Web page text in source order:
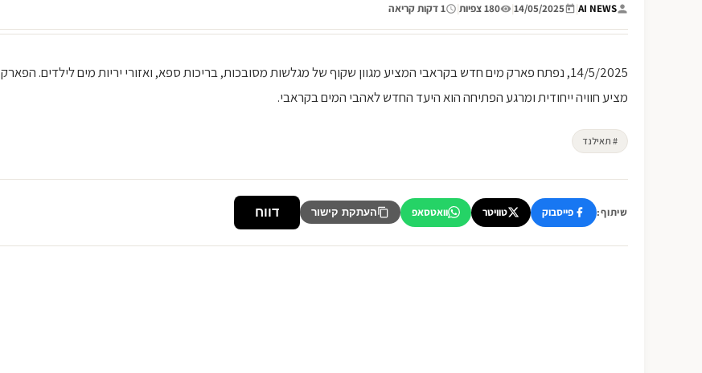
AI NEWS
|
14/05/2025
| 180 צפיות | 1 דקות קריאה
14/5/2025, נפתח פארק מים חדש בקראבי המציע מגוון שקוף של מגלשות מסובכות, בריכות ספא, ואזורי יריות מים לילדים. הפארק
מציע חוויה ייחודית ומרגע הפתיחה הוא היעד החדש לאהבי המים בקראבי.
# תאילנד
שיתוף: פייסבוק טוויטר וואטסאפ העתקת קישור דווח